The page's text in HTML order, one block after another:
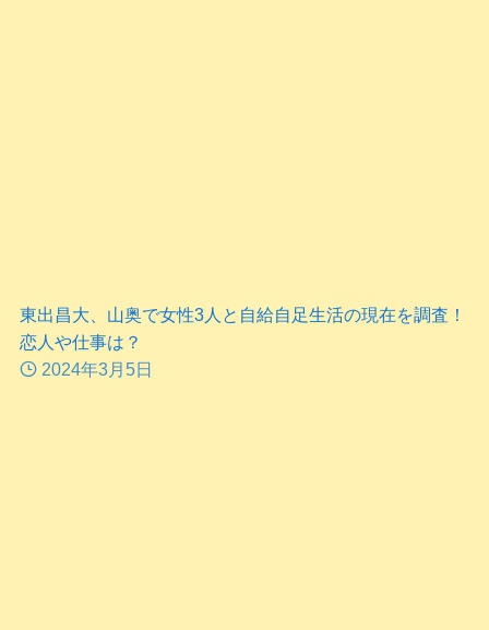
東出昌大、山奥で女性3人と自給自足生活の現在を調査！
恋人や仕事は？
2024年3月5日